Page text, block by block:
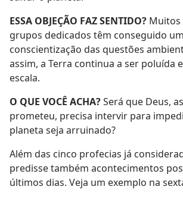
ESSA OBJEÇÃO FAZ SENTIDO? Muitos
grupos dedicados têm conseguido
conscientização das questões
assim, a Terra continua a ser poluída
escala.
O QUE VOCÊ ACHA?Será que Deus,
prometeu, precisa intervir para
planeta seja arruinado?
Além das cinco profecias já
predisse também acontecimentos
últimos dias. Veja um exemplo na